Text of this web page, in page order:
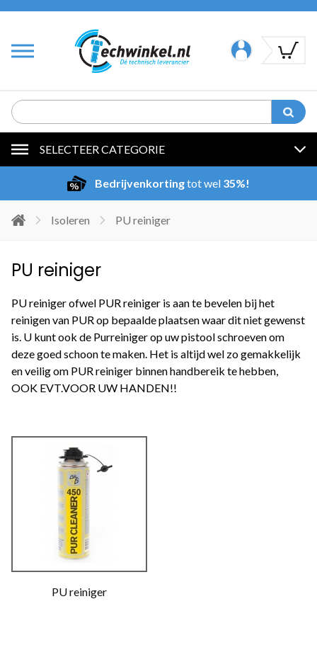
SELECTEER CATEGORIE
Bedrijvenkortingtot wel 35%!
Isoleren PU reiniger
PU reiniger
PU reiniger ofwel PUR reiniger is aan te bevelen bij het
reinigen van PUR op bepaalde plaatsen waar dit niet gewenst
is. U kunt ook de Purreiniger op uw pistool schroeven om
deze goed schoon te maken. Het is altijd wel zo gemakkelijk
en veilig om PUR reiniger binnen handbereik te hebben,
OOK EVT.VOOR UW HANDEN!!
PU reiniger